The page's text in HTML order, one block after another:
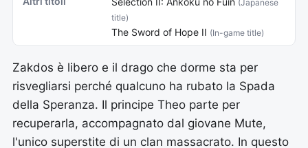
(Japanese
title)
The Sword of Hope II (In-game title)
Zakdos è libero e il drago che dorme sta per
risvegliarsi perché qualcuno ha rubato la Spada
della Speranza. Il principe Theo parte per
recuperarla, accompagnato dal giovane Mute,
l'unico superstite di un clan massacrato. In questo